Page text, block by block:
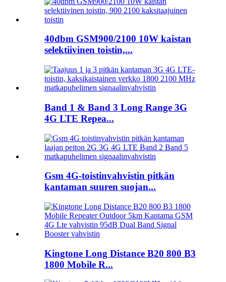
40dbm GSM900/2100 10W kaistan
selektiivinen toistin,...
Band 1 & Band 3 Long Range 3G
4G LTE Repea...
Gsm 4G-toistinvahvistin pitkän
kantaman suuren suojan...
Kingtone Long Distance B20 800 B3
1800 Mobile R...